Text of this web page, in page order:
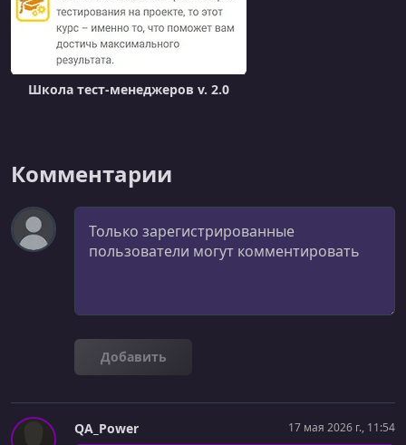
Школа тест-менеджеров v. 2.0
Комментарии
Комментарий
Добавить
QA_Power 17 мая 2026 г., 11:54